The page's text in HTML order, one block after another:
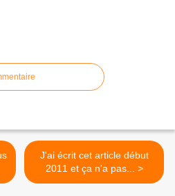
J'ai écrit cet article début
2011 et ça n'a pas... >